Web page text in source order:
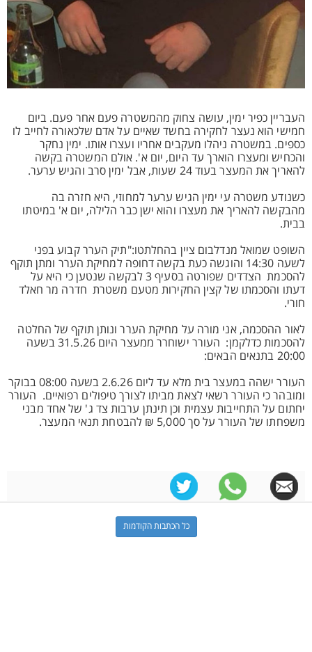
העבריין כפיר ימין, עושה צחוק מהמשטרה פעם אחר פעם. ביום
חמישי הוא נעצר לחקירה בחשד שאיים על אדם שלכאורה לחייב לו
כספים. במשטרה ניהלו מעקבים אחריו ועצרו אותו. ימין נחקר
והכחיש ומעצרו הוארך עד היום, יום א'. אולם המשטרה בקשה
להאריך את המעצר בעוד 24 שעות, אבל ימין סרב והגיש ערער.
כשנודע משטרה עי ימין הגיש ערער למחוזי, היא חזרה בה
מהבקשה להאריך את מעצרו והוא ישן כבר הלילה, יום א' במיטתו
בבית.
השופט שמואל מנדלבום ציין בהחלתטו:"תיק הערר קבוע בפני
לשעה 14:30 והוגשה כעת בקשה דחופה למחיקת הערר ומתן תוקף
להסכמת הצדדים שפורטה בסעיף 3 לבקשה שנטען כי היא על
דעתו והסכמתו של קצין החקירות מטעם משטרת חדרה מר חאלד
חורי.
לאור ההסכמה, אני מורה על מחיקת הערר ונותן תוקף של החלטה
להסכמות כדלקמן: העורר ישוחרר ממעצר היום 31.5.26 בשעה
20:00 בתנאים הבאים:
העורר ישהה במעצר בית מלא עד ליום 2.6.26 בשעה 08:00 בבוקר
ומובהר כי העורר רשאי לצאת מביתו לצורך טיפולים רפואיים. העורר
יחתום על התחייבות עצמית וכן תינתן ערבות צד ג' של אחד מבני
משפחתו של העורר על סך 5,000 ₪ להבטחת תנאי המעצר.
כל הכתבות הקודמות